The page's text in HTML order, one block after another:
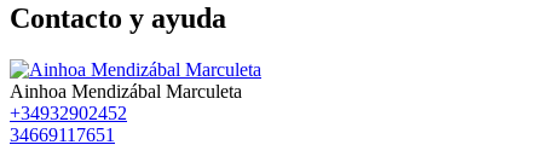
Contacto y ayuda
Ainhoa Mendizábal Marculeta
+34932902452
34669117651